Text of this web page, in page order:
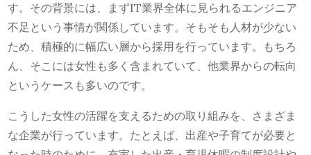
す。その背景には、まずIT業界全体に見られるエンジニア
不足という事情が関係しています。そもそも人材が少ない
ため、積極的に幅広い層から採用を行っています。もちろ
ん、そこには女性も多く含まれていて、他業界からの転向
というケースも多いのです。
こうした女性の活躍を支えるための取り組みを、さまざま
な企業が行っています。たとえば、出産や子育てが必要と